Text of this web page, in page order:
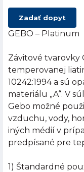
Zadať dopyt
GEBO – Platinum
Závitové tvarovky
temperovanej
10242:1994 a sú
materiálu „A“. V
Gebo možné
vzduchu, vody,
iných médií v
predpísané pre
1) Štandardné